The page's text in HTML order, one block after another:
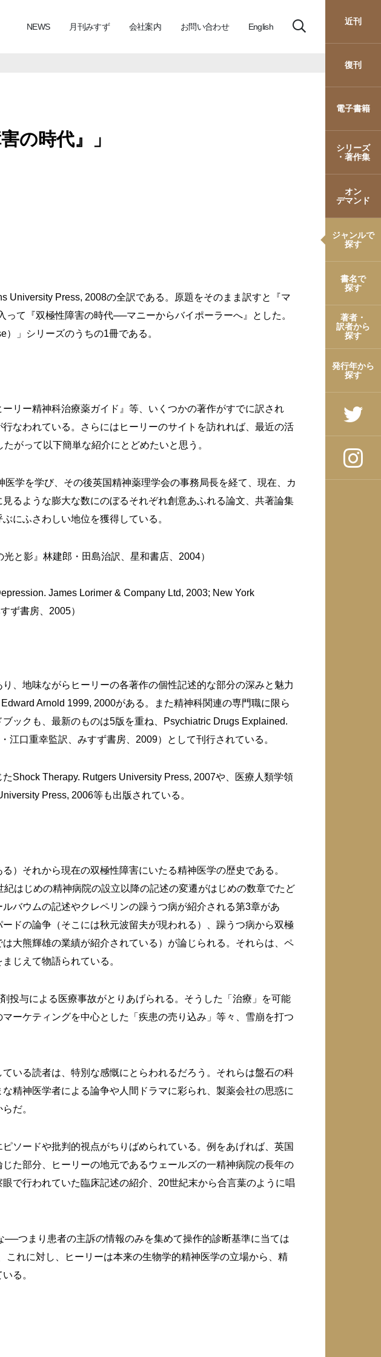
NEWS 月刊みすず 会社案内 お問い合わせ English
近刊
復刊
電子書籍
シリーズ
・著作集
オン
デマンド
ジャンルで
探す
書名で
探す
著者・
訳者から
探す
発行年から
探す
の時代』」
University Press, 2008の全訳である。原題をそのまま訳すと『マ
て『双極性障害の時代──マニーからバイポーラーへ』とした。
」シリーズのうちの1冊である。
ーリー精神科治療薬ガイド』 等、いくつかの著作がすでに訳され
なわれている。さらにはヒーリーのサイトを訪れれば、最近の活
たがって以下簡単な紹介にとどめたいと思う。
学を学び、その後英国精神薬理学会の事務局長を経て、現在、カ
るような膨大な数にのぼるそれぞれ創意あふれる論文、共著論集
にふさわしい地位を獲得している。
と影』林建郎・田島治訳、星和書店、2004）
James Lorimer & Company Ltd, 2003; New York
ず書房、2005）
、地味ながらヒーリーの各著作の個性記述的な部分の深みと魅力
Arnold 1999, 2000がある。また精神科関連の専門職に限ら
ックも、最新のものは5版を重ね、Psychiatric Drugs Explained.
江口重幸監訳、みすず書房、2009） として刊行されている。
Shock Therapy. Rutgers University Press, 2007や、医療人類学領
Press, 2006等も出版されている。
）それから現在の双極性障害にいたる精神医学の歴史である。
はじめの精神病院の設立以降の記述の変遷がはじめの数章でたど
バウムの記述やクレペリンの躁うつ病が紹介される第3章があ
ドの論争（そこには秋元波留夫が現われる）、躁うつ病から双極
大熊輝雄の業績が紹介されている）が論じられる。それらは、ペ
じえて物語られている。
投与による医療事故がとりあげられる。そうした「治療」を可能
ーケティングを中心とした「疾患の売り込み」等々、雪崩を打つ
いる読者は、特別な感慨にとらわれるだろう。それらは盤石の科
精神医学者による論争や人間ドラマに彩られ、製薬会社の思惑に
だ。
ソードや批判的視点がちりばめられている。例をあげれば、英国
た部分、ヒーリーの地元であるウェールズの一精神病院の長年の
で行われていた臨床記述の紹介、20世紀末から合言葉のように唱
つまり患者の主訴の情報のみを集めて操作的診断基準に当ては
れに対し、ヒーリーは本来の生物学的精神医学の立場から、精
る。